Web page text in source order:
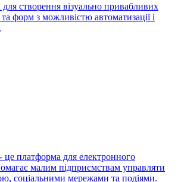
створення візуально привабливих
форм з можливістю автоматизації і
це платформа для електронного
малим підприємствам управляти
соціальними мережами та подіями.